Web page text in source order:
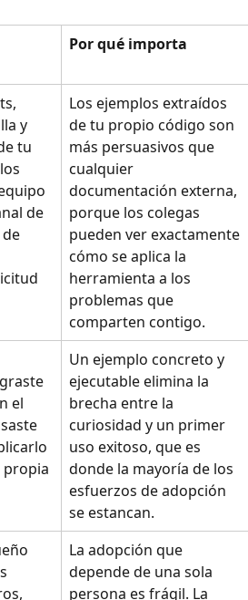
Por qué importa
y
tu
de
Los ejemplos extraídos
de tu propio código son
más persuasivos que
cualquier
documentación externa,
porque los colegas
pueden ver exactamente
cómo se aplica la
herramienta a los
problemas que
comparten contigo.
el
propia
Un ejemplo concreto y
ejecutable elimina la
brecha entre la
curiosidad y un primer
uso exitoso, que es
donde la mayoría de los
esfuerzos de adopción
se estancan.
La adopción que
depende de una sola
persona es frágil. La